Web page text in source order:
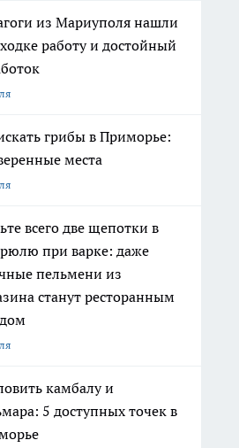
из Мариуполя нашли
работу и достойный
грибы в Приморье:
места
всего две щепотки в
при варке: даже
пельмени из
станут ресторанным
камбалу и
5 доступных точек в